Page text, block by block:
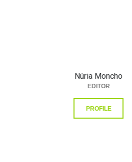
Núria Moncho
EDITOR
PROFILE